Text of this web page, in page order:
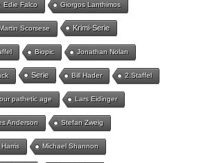
Edie Falco Giorgos Lanthimos
Martin Scorsese Krimi-Serie
Biopic Jonathan Nolan
Serie Bill Hader 2.Staffel
our pathetic age Lars Eidinger
Anderson Stefan Zweig
Harris Michael Shannon